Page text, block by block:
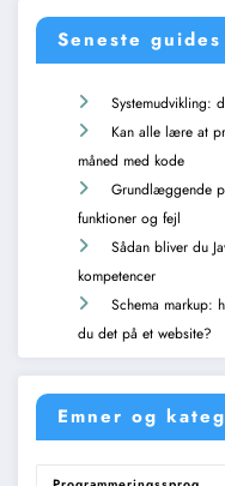
Seneste guides
Systemudvikling:
Kan alle lære at
måned med kode
Grundlæggende
funktioner og fejl
Sådan bliver du
kompetencer
Schema markup:
du det på et website?
Emner og
Emner